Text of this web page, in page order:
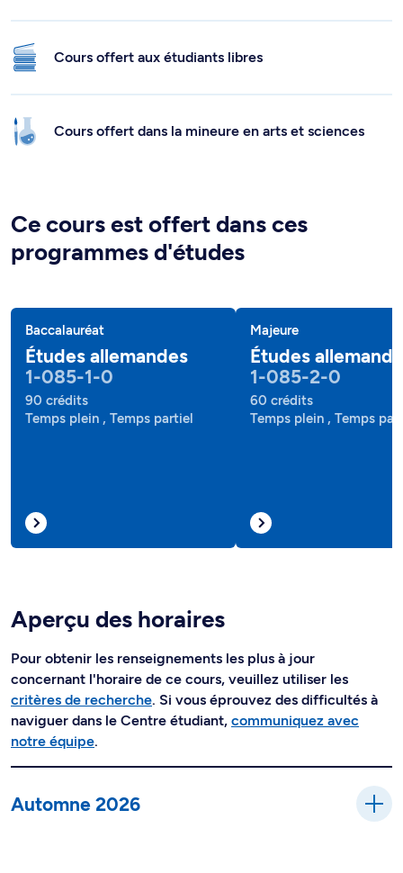
Cours offert aux étudiants libres
Cours offert dans la mineure en arts et sciences
Ce cours est offert dans ces
programmes d'études
Baccalauréat
Études allemandes
1-085-1-0
90 crédits
Temps plein , Temps partiel
Majeure
Études
1-085-2-0
60 crédits
Temps plein , Temps
Aperçu des horaires
Pour obtenir les renseignements les plus à jour
concernant l'horaire de ce cours, veuillez utiliser les
critères de recherche. Si vous éprouvez des difficultés à
naviguer dans le Centre étudiant, communiquez avec
notre équipe.
Automne 2026